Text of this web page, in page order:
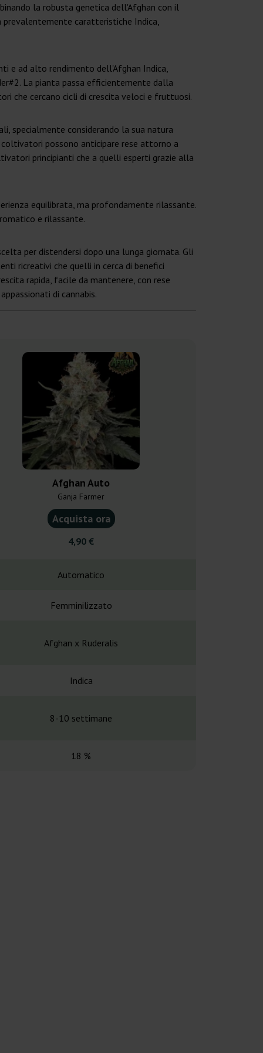
la robusta genetica dell'Afghan con il
caratteristiche Indica,
e ad alto rendimento dell'Afghan Indica,
La pianta passa efficientemente dalla
che cercano cicli di crescita veloci e fruttuosi.
specialmente considerando la sua natura
possono anticipare rese attorno a
principianti che a quelli esperti grazie alla
equilibrata, ma profondamente rilassante.
e rilassante.
per distendersi dopo una lunga giornata. Gli
ricreativi che quelli in cerca di benefici
rapida, facile da mantenere, con rese
di cannabis.
Afghan Auto
Ganja Farmer
Acquista ora
4,90 €
Automatico
Femminilizzato
Afghan x Ruderalis
Indica
8-10 settimane
18 %